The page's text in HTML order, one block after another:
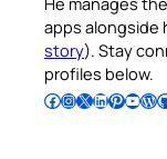
apps alongside
story). Stay
profiles below.
Follow Pradeep on Facebook Follow Pradeep on InstagramFollow Pradeep on X Follow Pradeep on LinkedIn Follow Pradeep on Pinterest Subscribe to Pradeep’s Youtube Channel Follow Pradeep on WordPress Follow Pradeep on GitHub